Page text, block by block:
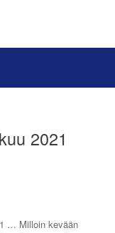
2021
… Milloin kevään